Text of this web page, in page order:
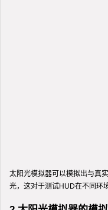
太阳光模拟器可以模拟出与真
光，这对于测试HUD在不同环